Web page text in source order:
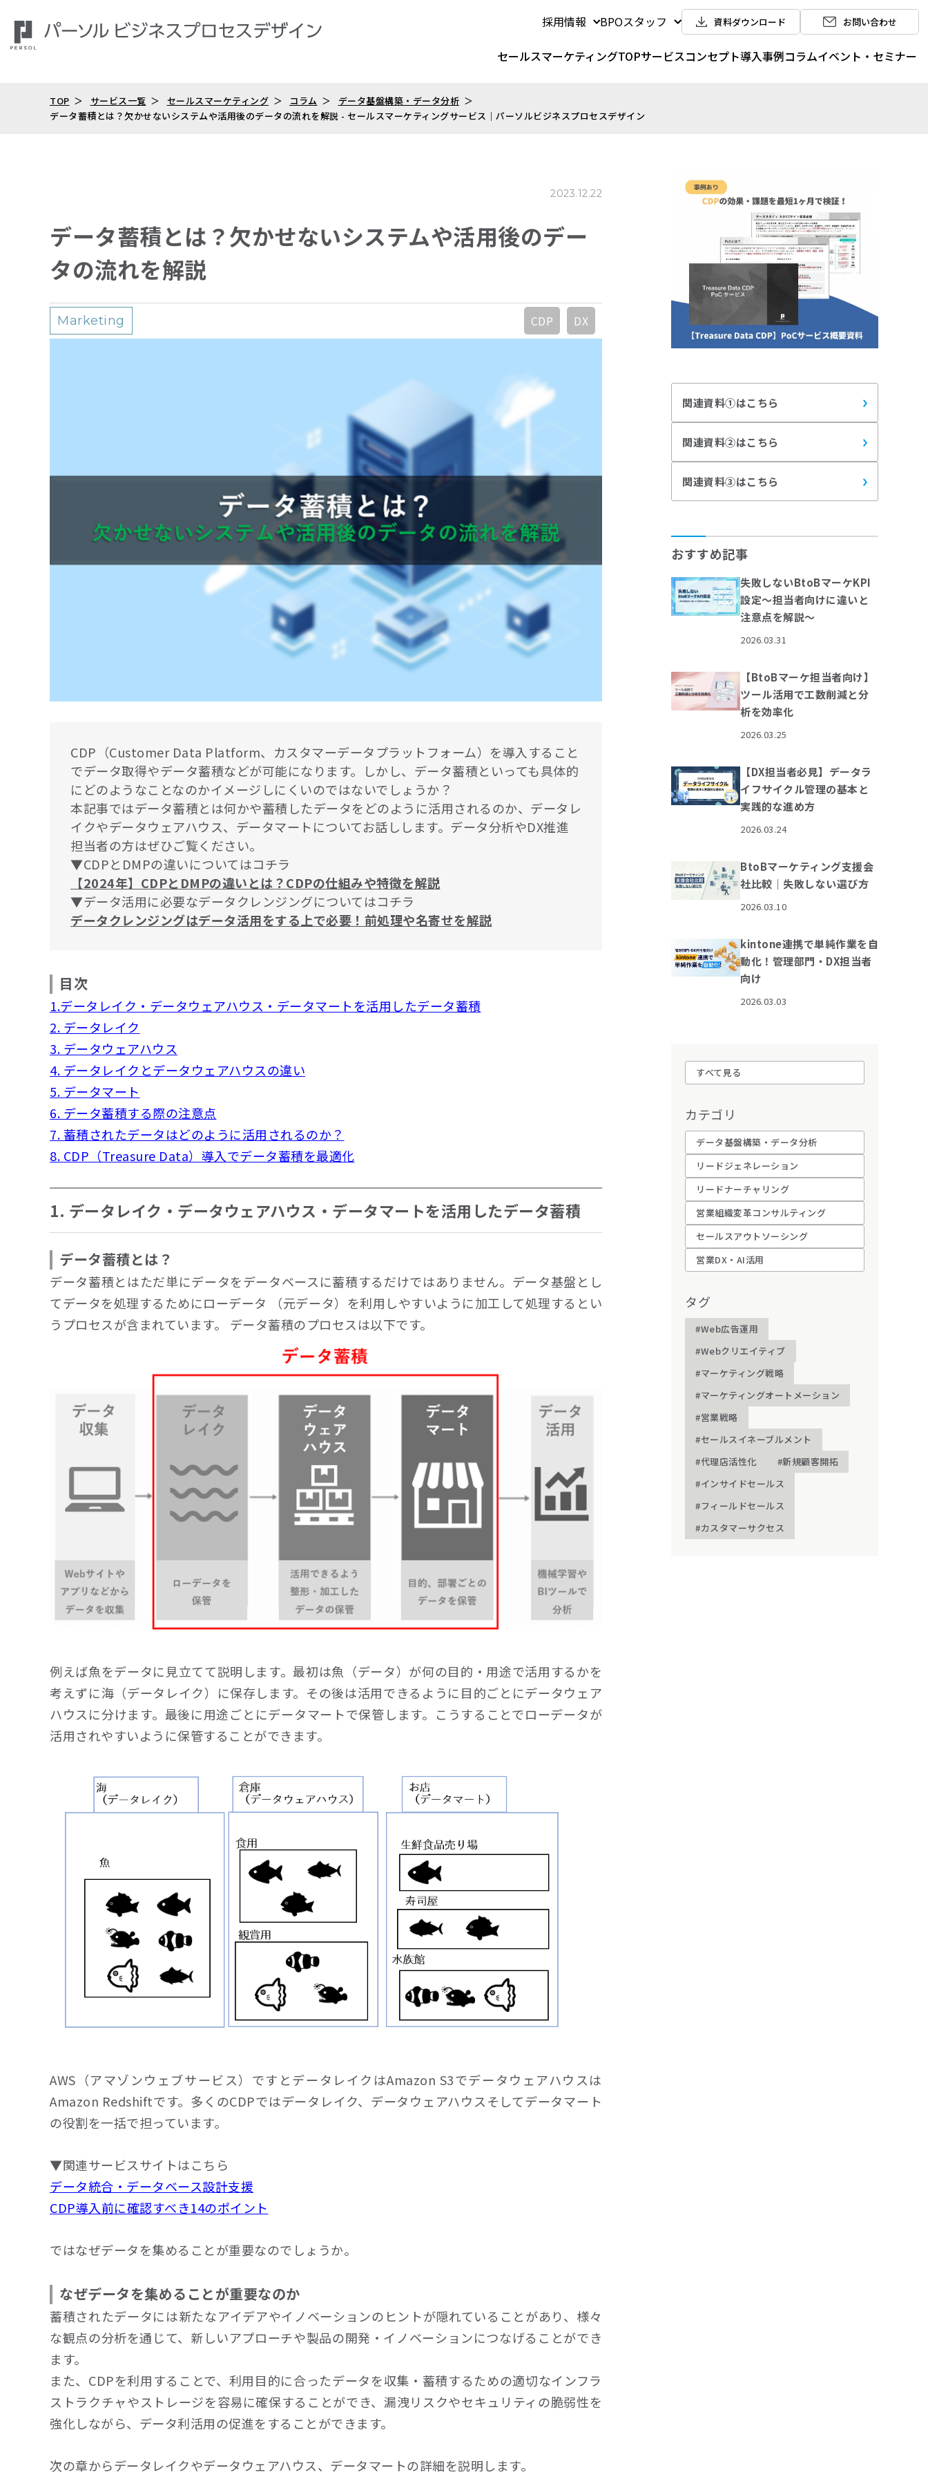
採用情報 BPOスタッフ 資料ダウンロード お問い合わせ
セールスマーケティングTOPサービスコンセプト導入事例コラムイベント・セミナー
TOP サービス一覧 セールスマーケティング コラム
データ基盤構築・データ分析
データ蓄積とは？欠かせないシステムや活用後のデータの流れを解説 - セールスマーケティングサービス｜パーソルビジネスプロセスデザイン
2023.12.22
データ蓄積とは？欠かせないシステムや活用後のデー
タの流れを解説
Marketing CDP DX
CDP（Customer Data Platform、カスタマーデータプラットフォーム）を導入すること
でデータ取得やデータ蓄積などが可能になります。しかし、データ蓄積といっても具体的
にどのようなことなのかイメージしにくいのではないでしょうか？
本記事ではデータ蓄積とは何かや蓄積したデータをどのように活用されるのか、データレ
イクやデータウェアハウス、データマートについてお話しします。データ分析やDX推進
担当者の方はぜひご覧ください。
▼CDPとDMPの違いについてはコチラ
【2024年】CDPとDMPの違いとは？CDPの仕組みや特徴を解説
▼データ活用に必要なデータクレンジングについてはコチラ
データクレンジングはデータ活用をする上で必要！前処理や名寄せを解説
目次
1.データレイク・データウェアハウス・データマートを活用したデータ蓄積
2. データレイク
3. データウェアハウス
4. データレイクとデータウェアハウスの違い
5. データマート
6. データ蓄積する際の注意点
7. 蓄積されたデータはどのように活用されるのか？
8. CDP（Treasure Data）導入でデータ蓄積を最適化
1. データレイク・データウェアハウス・データマートを活用したデータ蓄積
データ蓄積とは？
データ蓄積とはただ単にデータをデータベースに蓄積するだけではありません。データ基盤とし
てデータを処理するためにローデータ （元データ）を利用しやすいように加工して処理するとい
うプロセスが含まれています。 データ蓄積のプロセスは以下です。
例えば魚をデータに見立てて説明します。最初は魚（データ）が何の目的・用途で活用するかを
考えずに海（データレイク）に保存します。その後は活用できるように目的ごとにデータウェア
ハウスに分けます。最後に用途ごとにデータマートで保管します。こうすることでローデータが
活用されやすいように保管することができます。
AWS（アマゾンウェブサービス）ですとデータレイクはAmazon S3でデータウェアハウスは
Amazon Redshiftです。多くのCDPではデータレイク、データウェアハウスそしてデータマート
の役割を一括で担っています。
▼関連サービスサイトはこちら
データ統合・データベース設計支援
CDP導入前に確認すべき14のポイント
ではなぜデータを集めることが重要なのでしょうか。
なぜデータを集めることが重要なのか
蓄積されたデータには新たなアイデアやイノベーションのヒントが隠れていることがあり、様々
な観点の分析を通じて、新しいアプローチや製品の開発・イノベーションにつなげることができ
ます。
また、CDPを利用することで、利用目的に合ったデータを収集・蓄積するための適切なインフラ
ストラクチャやストレージを容易に確保することができ、漏洩リスクやセキュリティの脆弱性を
強化しながら、データ利活用の促進をすることができます。
次の章からデータレイクやデータウェアハウス、データマートの詳細を説明します。
関連資料①はこちら
関連資料②はこちら
関連資料③はこちら
おすすめ記事
失敗しないBtoBマーケKPI
設定～担当者向けに違いと
注意点を解説～
2026.03.31
【BtoBマーケ担当者向け】
ツール活用で工数削減と分
析を効率化
2026.03.25
【DX担当者必見】データラ
イフサイクル管理の基本と
実践的な進め方
2026.03.24
BtoBマーケティング支援会
社比較｜失敗しない選び方
2026.03.10
kintone連携で単純作業を自
動化！管理部門・DX担当者
向け
2026.03.03
すべて見る
カテゴリ
データ基盤構築・データ分析
リードジェネレーション
リードナーチャリング
営業組織変革コンサルティング
セールスアウトソーシング
営業DX・AI活用
タグ
#Web広告運用
#Webクリエイティブ
#マーケティング戦略
#マーケティングオートメーション
#営業戦略
#セールスイネーブルメント
#代理店活性化
#新規顧客開拓
#インサイドセールス
#フィールドセールス
#カスタマーサクセス